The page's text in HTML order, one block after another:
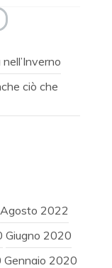
ciò che
Agosto 2022
Giugno 2020
Gennaio 2020